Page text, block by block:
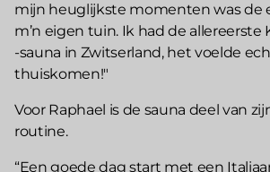
mijn heuglijkste momenten was de
m’n eigen tuin. Ik had de allereerste
-sauna in Zwitserland, het voelde
thuiskomen!"
Voor Raphael is de sauna deel van
routine.
“Een goede dag start met een